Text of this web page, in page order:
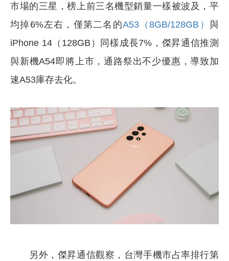
市場的三星，榜上前三名機型銷量一樣被波及，平
均掉6%左右，僅第二名的A53（8GB/128GB）與
iPhone 14（128GB）同樣成長7%，傑昇通信推測
與新機A54即將上市，通路祭出不少優惠，導致加
速A53庫存去化。
另外，傑昇通信觀察，台灣手機市占率排行第